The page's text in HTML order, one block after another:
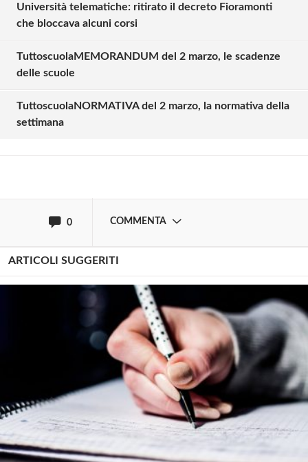
Università telematiche: ritirato il decreto Fioramonti
che bloccava alcuni corsi
TuttoscuolaMEMORANDUM del 2 marzo, le scadenze
delle scuole
TuttoscuolaNORMATIVA del 2 marzo, la normativa della
settimana
0 COMMENTA
Solo gli utenti registrati possono
Effettua il
ARTICOLI SUGGERITI